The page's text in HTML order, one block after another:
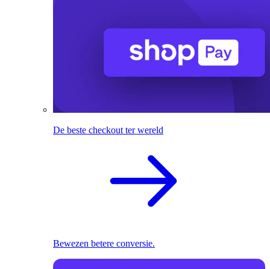
De beste checkout ter wereld
Bewezen betere conversie.